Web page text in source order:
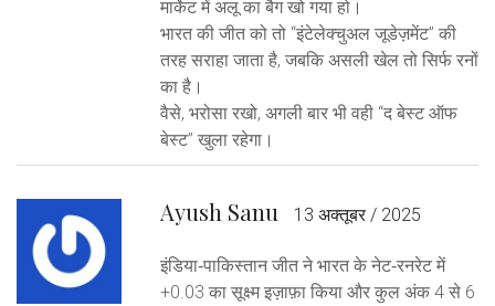
मार्केट में अलू का बैग खो गया हो।
भारत की जीत को तो “इंटेलेक्चुअल जूडेज़मेंट” की
तरह सराहा जाता है, जबकि असली खेल तो सिर्फ रनों
का है।
वैसे, भरोसा रखो, अगली बार भी वही “द बेस्ट ऑफ
बेस्ट” खुला रहेगा।
Ayush Sanu 13 अक्तूबर / 2025
इंडिया‑पाकिस्तान जीत ने भारत के नेट‑रनरेट में
+0.03 का सूक्ष्म इज़ाफ़ा किया और कुल अंक 4 से 6